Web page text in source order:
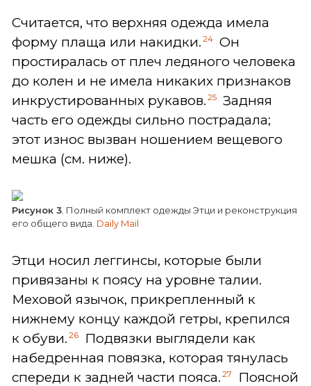
Считается, что верхняя одежда имела
форму плаща или накидки. 24 Он
простиралась от плеч ледяного человека
до колен и не имела никаких признаков
инкрустированных рукавов. 25 Задняя
часть его одежды сильно пострадала;
этот износ вызван ношением вещевого
мешка (см. ниже).
Рисунок 3 . Полный комплект одежды Этци и реконструкция
его общего вида. Daily Mail
Этци носил леггинсы, которые были
привязаны к поясу на уровне талии.
Меховой язычок, прикрепленный к
нижнему концу каждой гетры, крепился
к обуви. 26
Подвязки выглядели как
набедренная повязка, которая тянулась
спереди к задней части пояса. 27
Поясной